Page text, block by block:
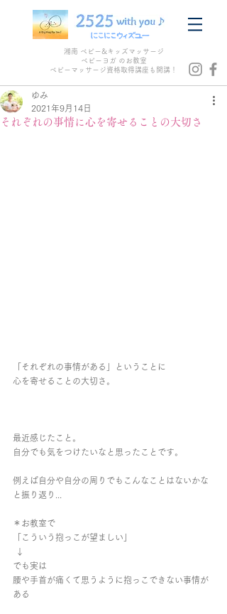
湘南 ベビー&キッズマッサージ
ベビーヨガ のお教室
​ベビーマッサージ資格取得講座も開講！
それぞれの事情に心を寄せることの大切さ
ゆみ
2021年9月14日
「それぞれの事情がある」ということに
心を寄せることの大切さ。
最近感じたこと。
自分でも気をつけたいなと思ったことです。
例えば自分や自分の周りでもこんなことはないかな
と振り返り...
＊お教室で
「こういう抱っこが望ましい」
↓
でも実は
腰や手首が痛くて思うように抱っこできない事情が
ある